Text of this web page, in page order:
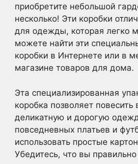
приобретите небольшой
несколько! Эти коробки
для одежды, которая легко
можете найти эти
коробки в Интернете или в
магазине товаров для дома.
Эта специализированная
коробка позволяет повесить
деликатную и дорогую
повседневных платьев и
использовать простые
Убедитесь, что вы